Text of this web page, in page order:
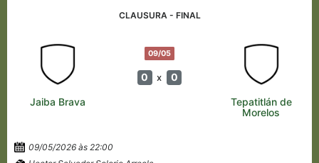
CLAUSURA - FINAL
09/05
0 x 0
Jaiba Brava
Tepatitlán de
Morelos
09/05/2026 às 22:00